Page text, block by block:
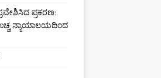
ಪ್ರಕರಣ:
ನ್ಯಾಯಾಲಯದಿಂದ